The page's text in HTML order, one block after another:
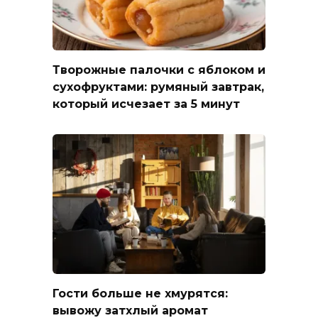
Творожные палочки с яблоком и
сухофруктами: румяный завтрак,
который исчезает за 5 минут
Гости больше не хмурятся:
вывожу затхлый аромат